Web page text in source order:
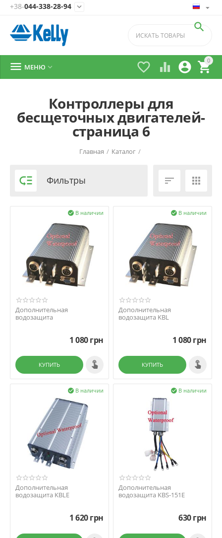
+38-044-338-28-94 
0


 

 МЕНЮ 
Контроллеры для
бесщеточных двигателей-
страница 6
Главная / Каталог /
 Фильтры  
В наличии

Дополнительная
водозащита
1 080грн
КУПИТЬ
В наличии

Дополнительная
водозащита KBL
1 080грн
КУПИТЬ
В наличии

Дополнительная
водозащита KBLE
1 620грн
В наличии

Дополнительная
водозащита KBS-151E
630грн